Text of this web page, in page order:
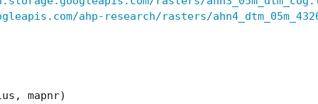
ahp-research/rasters/ahn4_dtm_05m_4326/
mapnr)